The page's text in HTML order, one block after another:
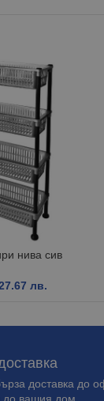
нива сив
лв.
доставка до